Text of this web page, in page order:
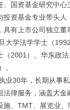
、国资基金研究中心
投资基金专业带头人
具有上市公司独立董
学法学学士（
（2001）、华东政
。
30年，长期从事私
法律服务，涵盖大金
施、TMT、展览业、